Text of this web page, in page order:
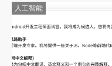
人工智能